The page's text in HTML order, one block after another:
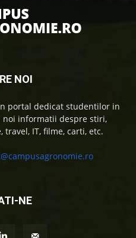
NOI
portal dedicat studentilor in
noi informatii despre stiri,
IT, filme, carti, etc.
NE